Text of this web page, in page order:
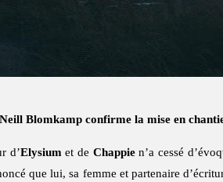
Blomkamp confirme la mise en
d’Elysium et de Chappien’a cessé
que lui, sa femme et partenaire